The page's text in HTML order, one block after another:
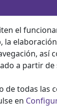
el
la
así
a partir
de todas las
en